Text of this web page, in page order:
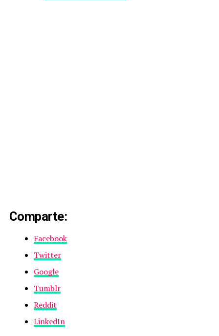
Comparte:
Facebook
Twitter
Google
Tumblr
Reddit
LinkedIn